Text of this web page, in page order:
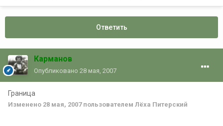
Ответить
Карманов
Опубликовано 28 мая, 2007
Граница
Изменено 28 мая, 2007пользователем Лёха Питерский